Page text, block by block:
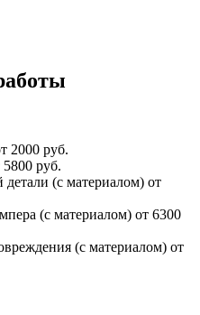
2000 руб.
5800 руб.
(с материалом) от
(с материалом) от 6300
(с материалом) от